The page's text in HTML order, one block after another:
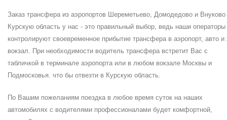
Заказ трансфера из аэропортов Шереметьево, Домодедово и Внуково
Курскую область у нас - это правильный выбор, ведь наши операторы
контролируют своевременное прибытие трансфера в аэропорт, авто
вокзал. При необходимости водитель трансфера встретит Вас с
табличкой в терминале аэропорта или в любом вокзале Москвы и
Подмосковья. что бы отвезти в Курскую область.
По Вашим пожеланиям поездка в любое время суток на наших
автомобилях с водителями профессионалами будет комфортной,